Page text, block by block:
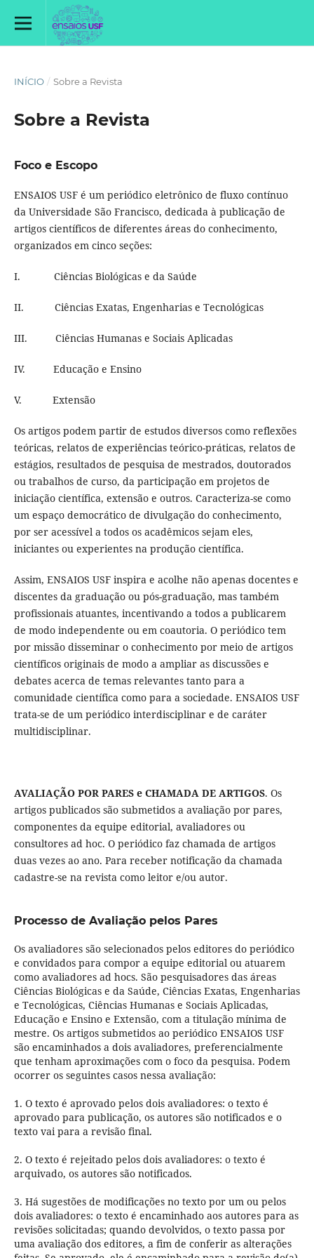
INÍCIO / Sobre a Revista
Sobre a Revista
Foco e Escopo
ENSAIOS USF é um periódico eletrônico de fluxo contínuo
da Universidade São Francisco, dedicada à publicação de
artigos científicos de diferentes áreas do conhecimento,
organizados em cinco seções:
I. Ciências Biológicas e da Saúde
II. Ciências Exatas, Engenharias e Tecnológicas
III. Ciências Humanas e Sociais Aplicadas
IV. Educação e Ensino
V. Extensão
Os artigos podem partir de estudos diversos como reflexões
teóricas, relatos de experiências teórico-práticas, relatos de
estágios, resultados de pesquisa de mestrados, doutorados
ou trabalhos de curso, da participação em projetos de
iniciação científica, extensão e outros. Caracteriza-se como
um espaço democrático de divulgação do conhecimento,
por ser acessível a todos os acadêmicos sejam eles,
iniciantes ou experientes na produção científica.
Assim, ENSAIOS USF inspira e acolhe não apenas docentes e
discentes da graduação ou pós-graduação, mas também
profissionais atuantes, incentivando a todos a publicarem
de modo independente ou em coautoria. O periódico tem
por missão disseminar o conhecimento por meio de artigos
científicos originais de modo a ampliar as discussões e
debates acerca de temas relevantes tanto para a
comunidade científica como para a sociedade. ENSAIOS USF
trata-se de um periódico interdisciplinar e de caráter
multidisciplinar.
AVALIAÇÃO POR PARES e CHAMADA DE ARTIGOS. Os
artigos publicados são submetidos a avaliação por pares,
componentes da equipe editorial, avaliadores ou
consultores ad hoc. O periódico faz chamada de artigos
duas vezes ao ano. Para receber notificação da chamada
cadastre-se na revista como leitor e/ou autor.
Processo de Avaliação pelos Pares
Os avaliadores são selecionados pelos editores do periódico
e convidados para compor a equipe editorial ou atuarem
como avaliadores ad hocs. São pesquisadores das áreas
Ciências Biológicas e da Saúde, Ciências Exatas, Engenharias
e Tecnológicas, Ciências Humanas e Sociais Aplicadas,
Educação e Ensino e Extensão, com a titulação mínima de
mestre. Os artigos submetidos ao periódico ENSAIOS USF
são encaminhados a dois avaliadores, preferencialmente
que tenham aproximações com o foco da pesquisa. Podem
ocorrer os seguintes casos nessa avaliação:
1. O texto é aprovado pelos dois avaliadores: o texto é
aprovado para publicação, os autores são notificados e o
texto vai para a revisão final.
2. O texto é rejeitado pelos dois avaliadores: o texto é
arquivado, os autores são notificados.
3. Há sugestões de modificações no texto por um ou pelos
dois avaliadores: o texto é encaminhado aos autores para as
revisões solicitadas; quando devolvidos, o texto passa por
uma avaliação dos editores, a fim de conferir as alterações